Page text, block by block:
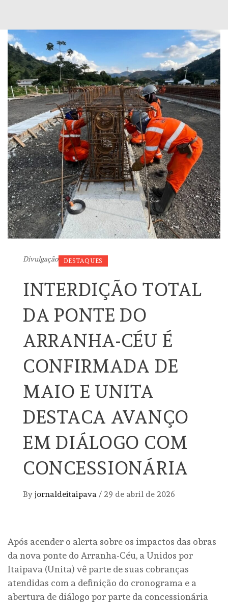
Divulgação DESTAQUES
INTERDIÇÃO TOTAL
DA PONTE DO
ARRANHA-CÉU É
CONFIRMADA DE
MAIO E UNITA
DESTACA AVANÇO
EM DIÁLOGO COM
CONCESSIONÁRIA
By jornaldeitaipava / 29 de abril de 2026
Após acender o alerta sobre os impactos das obras
da nova ponte do Arranha-Céu, a Unidos por
Itaipava (Unita) vê parte de suas cobranças
atendidas com a definição do cronograma e a
abertura de diálogo por parte da concessionária